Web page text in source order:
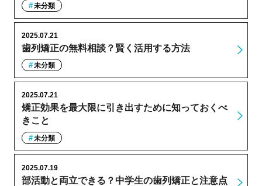
未分類
歯列矯正の無料相談？賢く活用する方法
2025.07.21
未分類
矯正効果を最大限に引き出すために知っておくべ
きこと
2025.07.21
未分類
部活動と両立できる？中学生の歯列矯正と注意点
2025.07.19